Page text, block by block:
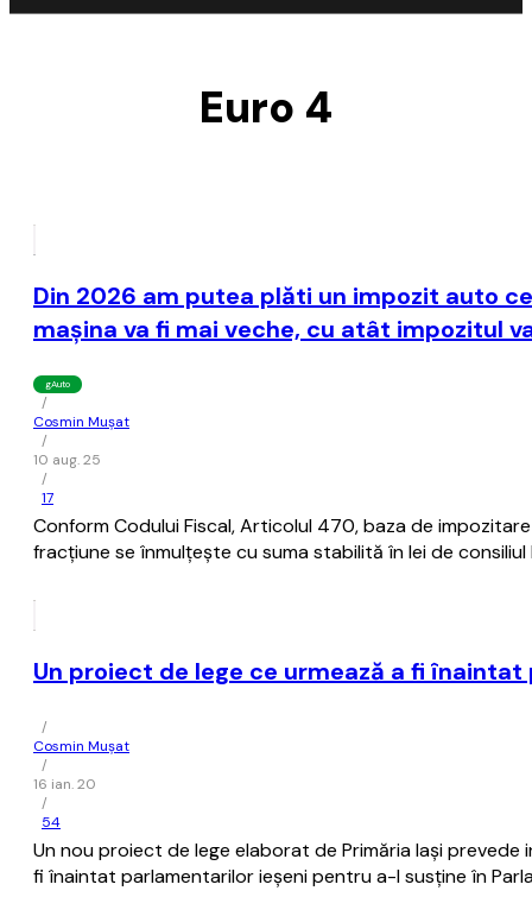
Euro 4
Din 2026 am putea plăti un impozit auto
maşina va fi mai veche, cu atât impozitul
gAuto
/
Cosmin Mușat
/
10 aug. 25
/
17
Conform Codului Fiscal, Articolul 470, baza de
fracţiune se înmulţeşte cu suma stabilită în lei de
Un proiect de lege ce urmează a fi
/
Cosmin Mușat
/
16 ian. 20
/
54
Un nou proiect de lege elaborat de Primăria Iaşi
fi înaintat parlamentarilor ieşeni pentru a-l susţine în